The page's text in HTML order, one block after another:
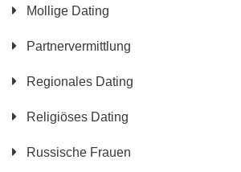
Mollige Dating
Partnervermittlung
Regionales Dating
Religiöses Dating
Russische Frauen